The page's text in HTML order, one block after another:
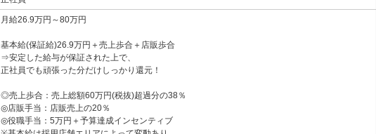
月給26.9万円～80万円
基本給(保証給)26.9万円＋売上歩合＋店販歩合
⇒安定した給与が保証された上で、
正社員でも頑張った分だけしっかり還元！
◎売上歩合：売上総額60万円(税抜)超過分の38％
◎店販手当：店販売上の20％
◎役職手当：5万円＋予算達成インセンティブ